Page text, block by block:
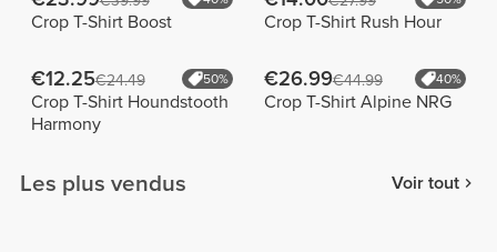
Crop T-Shirt Boost Crop T-Shirt Rush Hour
€12.25€24.49 50%
Crop T-Shirt Houndstooth
Harmony
€26.99€44.99 40%
Crop T-Shirt Alpine NRG
Les plus vendus Voir tout